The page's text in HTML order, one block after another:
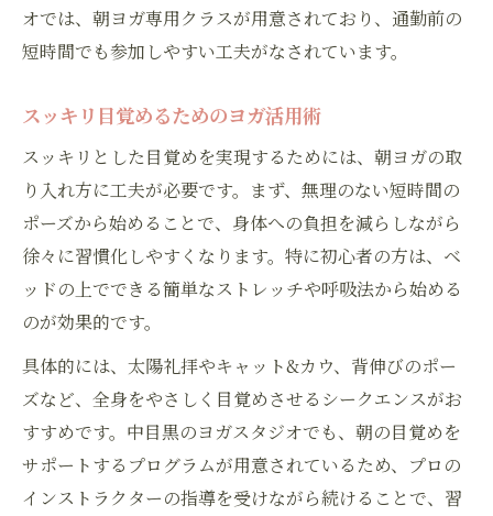
オでは、朝ヨガ専用クラスが用意されており、通勤前の
短時間でも参加しやすい工夫がなされています。
スッキリ目覚めるためのヨガ活用術
スッキリとした目覚めを実現するためには、朝ヨガの取
り入れ方に工夫が必要です。まず、無理のない短時間の
ポーズから始めることで、身体への負担を減らしながら
徐々に習慣化しやすくなります。特に初心者の方は、ベ
ッドの上でできる簡単なストレッチや呼吸法から始める
のが効果的です。
具体的には、太陽礼拝やキャット&カウ、背伸びのポー
ズなど、全身をやさしく目覚めさせるシークエンスがお
すすめです。中目黒のヨガスタジオでも、朝の目覚めを
サポートするプログラムが用意されているため、プロの
インストラクターの指導を受けながら続けることで、習